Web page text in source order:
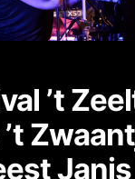
’t
Janis